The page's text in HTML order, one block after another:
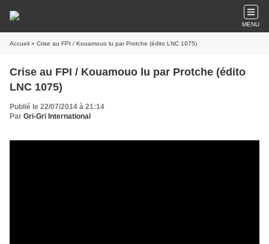
MENU
Accueil » Crise au FPI / Kouamouo lu par Protche (édito LNC 1075)
Crise au FPI / Kouamouo lu par Protche (édito
LNC 1075)
Publié le 22/07/2014 à 21:14
Par Gri-Gri International